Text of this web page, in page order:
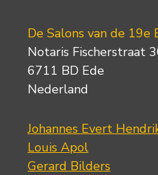
De Salons van de 19e
Notaris Fischerstraat
6711 BD Ede
Nederland
Johannes Evert
Louis Apol
Gerard Bilders